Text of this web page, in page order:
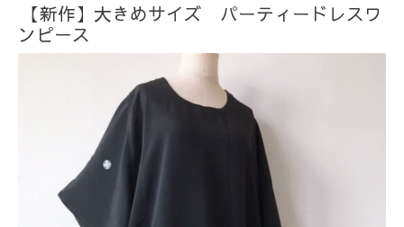
【新作】大きめサイズ パーティードレスワ
ンピース